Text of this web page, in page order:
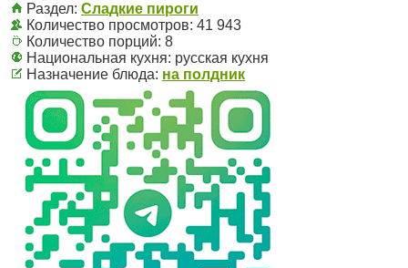
Раздел: Сладкие пироги
Количество просмотров: 41 943
Количество порций: 8
Национальная кухня: русская кухня
Назначение блюда: на полдник